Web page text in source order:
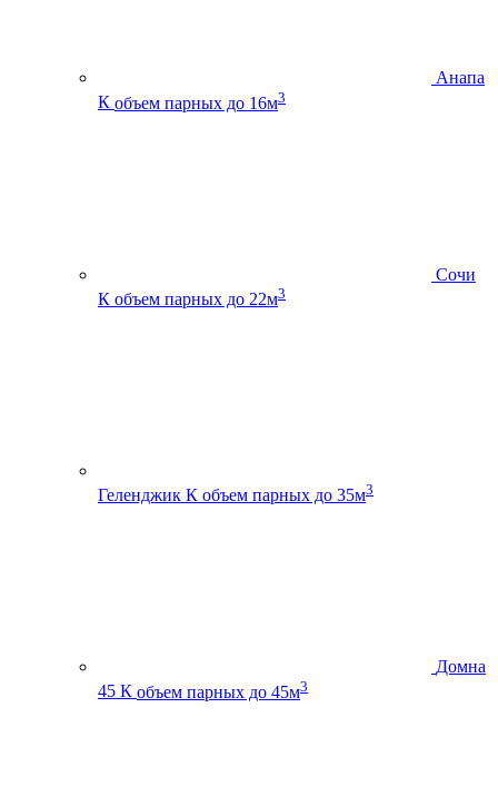
Анапа
К объем парных до 16м3
Сочи
К объем парных до 22м3
Геленджик К объем парных до 35м3
Домна
45 К объем парных до 45м3